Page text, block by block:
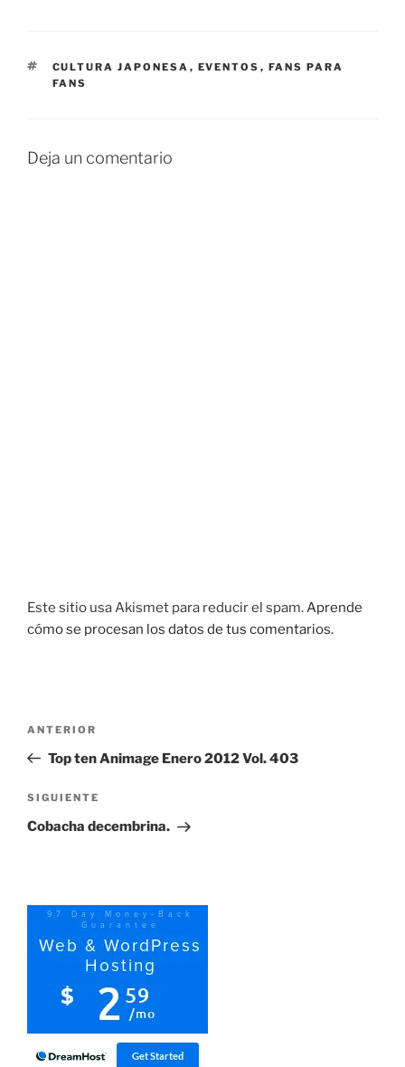
ETIQUETAS
CULTURA JAPONESA , EVENTOS , FANS PARA
FANS
Deja un comentario
Este sitio usa Akismet para reducir el spam.Aprende
cómo se procesan los datos de tus comentarios.
entradas
Entrada
anterior:
ANTERIOR
Top ten Animage Enero 2012 Vol. 403
Siguiente
entrada
SIGUIENTE
Cobacha decembrina.